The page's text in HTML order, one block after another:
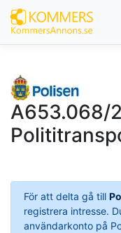
A653.068/
För att delta gå till
registrera intresse.
användarkonto på